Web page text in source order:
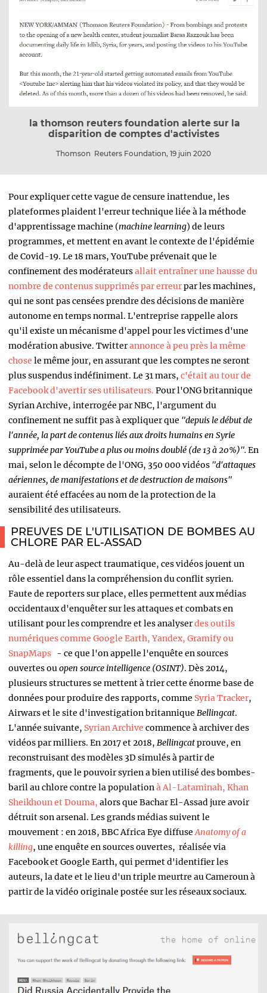
la thomson reuters foundation alerte sur la
disparition de comptes d'activistes
Thomson Reuters Foundation, 19 juin 2020
Pour expliquer cette vague de censure inattendue, les
plateformes plaident l'erreur technique liée à la méthode
d'apprentissage machine (machine learning) de leurs
programmes, et mettent en avant le contexte de l'épidémie
de Covid-19. Le 18 mars, YouTube prévenait que le
confinement des modérateursallait entraîner une hausse du
nombre de contenus supprimés par erreurpar les machines,
qui ne sont pas censées prendre des décisions de manière
autonome en temps normal. L'entreprise rappelle alors
qu'il existe un mécanisme d'appel pour les victimes d'une
modération abusive. Twitterannonce à peu près la même
chose le même jour, en assurant que les comptes ne seront
plus suspendus indéfiniment. Le 31 mars, c'était au tour de
Facebook d'avertir ses utilisateurs. Pour l'ONG britannique
Syrian Archive, interrogée par NBC, l'argument du
confinement ne suffit pas à expliquerque "depuis le début de
l'année, la part de contenus liés aux droits humains en Syrie
supprimée par YouTube a plus ou moins doublé (de 13 à 20%)". En
mai, selon le décompte de l'ONG, 350 000 vidéos "d'attaques
aériennes, de manifestations et de destruction de maisons"
auraient été effacées au nom de la protection de la
sensibilité des utilisateurs.
PREUVES DE L'UTILISATION DE BOMBES AU
CHLORE PAR EL-ASSAD
Au-delà de leur aspect traumatique, ces vidéos jouent un
rôle essentiel dans la compréhension du conflit syrien.
Faute de reporters sur place, elles permettent aux médias
occidentaux d'enquêter sur les attaques et combats en
utilisant pour les comprendre et les analyserdes outils
numériques comme Google Earth, Yandex, Gramify ou
SnapMaps - ce que l'on appelle l'enquête en sources
ouvertes ouopen source intelligence (OSINT). Dès 2014,
plusieurs structures se mettent à trier cette énorme base de
données pour produire des rapports, comme Syria Tracker,
Airwars et le site d'investigation britannique Bellingcat.
L'année suivante, Syrian Archive commence à archiver des
vidéos par milliers. En 2017 et 2018, Bellingcatprouve, en
reconstruisant des modèles 3D simulés à partir de
fragments, que le pouvoir syrien a bien utilisé des bombes-
baril au chlore contre la populationà Al-Lataminah, Khan
Sheikhoun et Douma, alors que Bachar El-Assad jure avoir
détruit son arsenal. Les grands médias suivent le
mouvement : en 2018, BBC Africa Eye diffuseAnatomy of a
killing, une enquête en sources ouvertes, réalisée via
Facebook et Google Earth, qui permet d'identifier les
auteurs, la date et le lieu d'un triple meurtre au Cameroun à
partir de la vidéo originale postée sur les réseaux sociaux.